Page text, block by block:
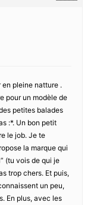
en pleine natture .
pour un modèle de
petites balades
:*. Un bon petit
le job. Je te
la marque qui
(tu vois de qui je
trop chers. Et puis,
un peu,
En plus, avec les